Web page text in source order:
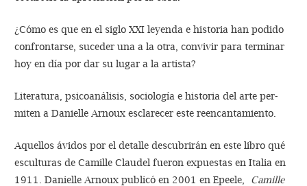
¿Cómo es que en el siglo XXI leyenda e historia han podido
confrontarse, suceder una a la otra, convivir para terminar
hoy en día por dar su lugar a la artista?
Literatura, psicoanálisis, sociología e historia del arte per­
miten a Danielle Arnoux esclarecer este reencantamiento.
Aquellos ávidos por el detalle descubrirán en este libro qué
esculturas de Camille Claudel fueron expuestas en Italia en
1911. Danielle Arnoux publicó en 2001 en Epee­le, Camille